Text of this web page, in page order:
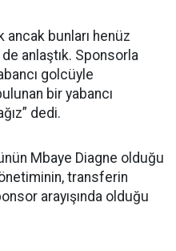
ancak bunları henüz
anlaştık. Sponsorla
golcüyle
bir yabancı
dedi.
Mbaye Diagne olduğu
transferin
arayışında olduğu